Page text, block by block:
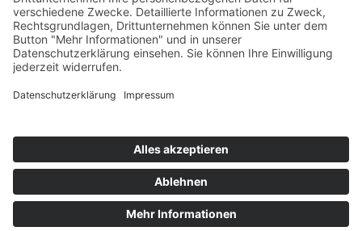
Mehr erfahren
COOKIE-EINSTELLUNGEN